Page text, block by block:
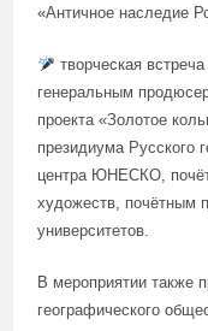
«Античное наследие
творческая
генеральным
проекта «Золотое
президиума Русского
центра ЮНЕСКО,
художеств, почётным
университетов.
В мероприятии также
географического